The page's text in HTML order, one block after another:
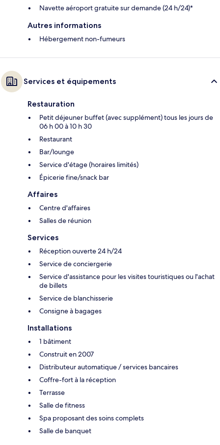
Navette aéroport gratuite sur demande (24 h/24)*
Autres informations
Hébergement non-fumeurs
Services et équipements
Restauration
Petit déjeuner buffet (avec supplément) tous les jours de
06 h 00 à 10 h 30
Restaurant
Bar/lounge
Service d'étage (horaires limités)
Épicerie fine/snack bar
Affaires
Centre d'affaires
Salles de réunion
Services
Réception ouverte 24 h/24
Service de conciergerie
Service d'assistance pour les visites touristiques ou l'achat
de billets
Service de blanchisserie
Consigne à bagages
Installations
1 bâtiment
Construit en 2007
Distributeur automatique / services bancaires
Coffre-fort à la réception
Terrasse
Salle de fitness
Spa proposant des soins complets
Salle de banquet